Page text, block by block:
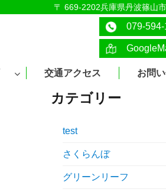
〒 669-2202兵庫県丹波篠山
079-594-
交通アクセス お問
カテゴリー
test
さくらんぼ
グリーンリーフ